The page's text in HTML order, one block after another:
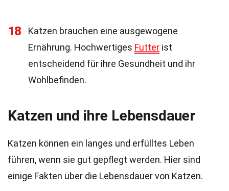
18
Katzen brauchen eine ausgewogene
Ernährung. Hochwertiges Futter ist
entscheidend für ihre Gesundheit und ihr
Wohlbefinden.
Katzen und ihre Lebensdauer
Katzen können ein langes und erfülltes Leben
führen, wenn sie gut gepflegt werden. Hier sind
einige Fakten über die Lebensdauer von Katzen.